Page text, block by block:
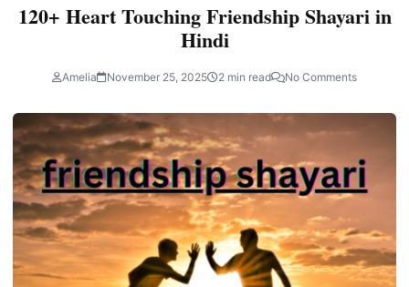
120+ Heart Touching Friendship Shayari in
Hindi
Amelia November 25, 2025 2 min read No Comments